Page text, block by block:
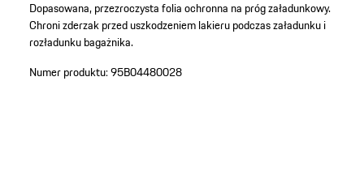
Dopasowana, przezroczysta folia ochronna na próg załadunkowy.
Chroni zderzak przed uszkodzeniem lakieru podczas załadunku i
rozładunku bagażnika.
Numer produktu:95B04480028